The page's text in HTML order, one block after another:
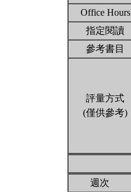
Office Hours
指定閱讀
參考書目
評量方式
(僅供參考)
週次